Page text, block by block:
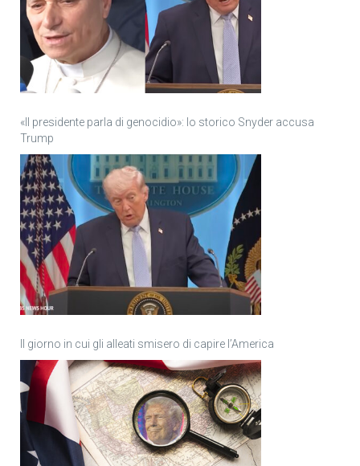
«Il presidente parla di genocidio»: lo storico Snyder accusa
Trump
Il giorno in cui gli alleati smisero di capire l’America